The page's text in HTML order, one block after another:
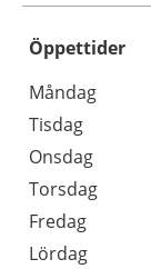
Öppettider
Dag
Öppettider
Kommentarer
Måndag
Tisdag
Onsdag
Torsdag
Fredag
Lördag